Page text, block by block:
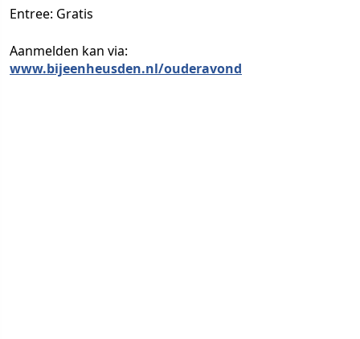
Entree: Gratis
Aanmelden kan via:
www.bijeenheusden.nl/ouderavond